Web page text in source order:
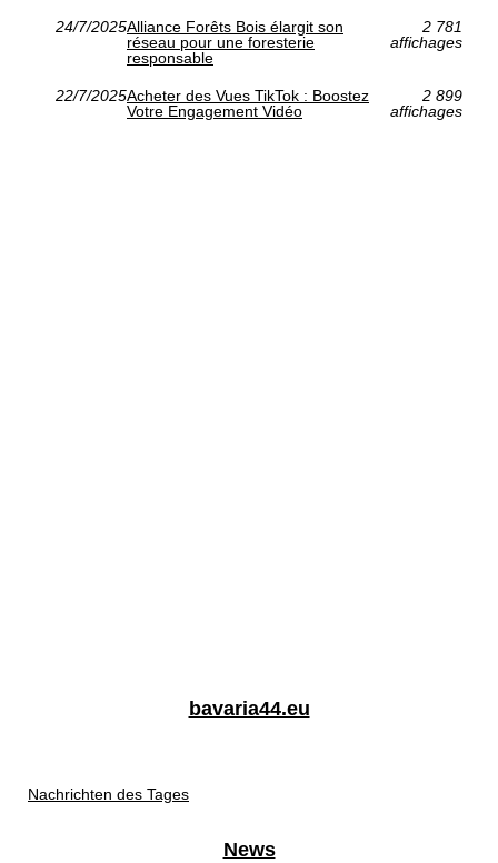
24/7/2025Alliance Forêts Bois élargit son
réseau pour une foresterie
responsable
2 781
affichages
22/7/2025Acheter des Vues TikTok : Boostez
Votre Engagement Vidéo
2 899
affichages
bavaria44.eu
Nachrichten des Tages
News